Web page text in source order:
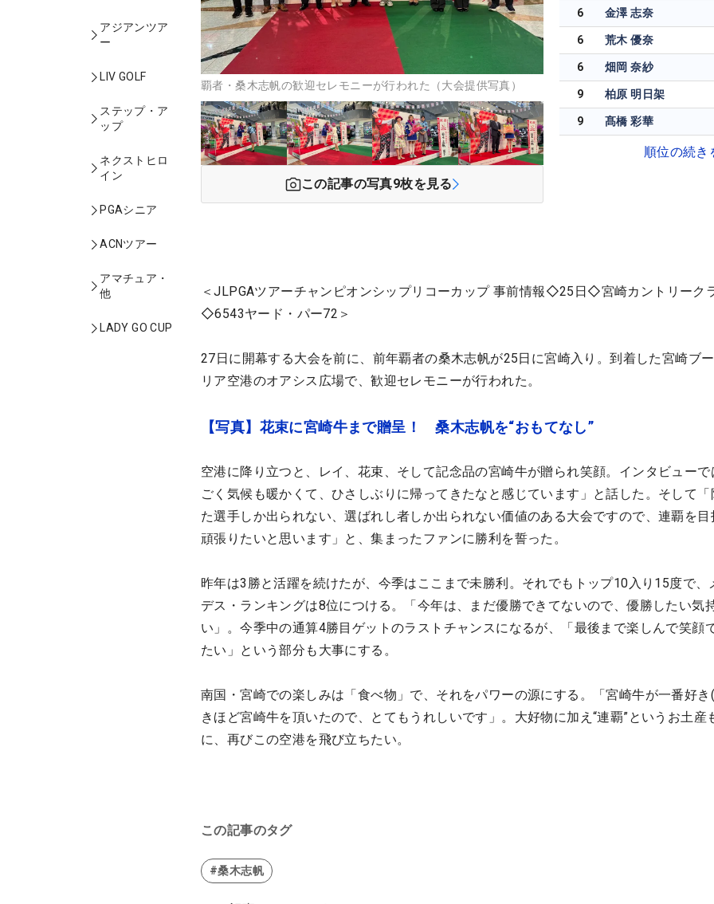
アジアンツア
ー
LIV GOLF
ステップ・ア
ップ
ネクストヒロ
イン
PGAシニア
ACNツアー
アマチュア・
他
LADY GO CUP
覇者・桑木志帆の歓迎セレモニーが行われた（大会提供写真）
この記事の写真9枚を見る
6 金澤 志奈
6 荒木 優奈
6 畑岡 奈紗
9 柏原 明日架
9 髙橋 彩華
順位の続き
＜JLPGAツアーチャンピオンシップリコーカップ 事前情報◇25日◇宮崎カントリーク
◇6543ヤード・パー72＞
27日に開幕する大会を前に、前年覇者の桑木志帆が25日に宮崎入り。到着した宮崎ブ
リア空港のオアシス広場で、歓迎セレモニーが行われた。
【写真】花束に宮崎牛まで贈呈！ 桑木志帆を“おもてなし”
空港に降り立つと、レイ、花束、そして記念品の宮崎牛が贈られ笑顔。インタビューで
ごく気候も暖かくて、ひさしぶりに帰ってきたなと感じています」と話した。そして「
た選手しか出られない、選ばれし者しか出られない価値のある大会ですので、連覇を目
頑張りたいと思います」と、集まったファンに勝利を誓った。
昨年は3勝と活躍を続けたが、今季はここまで未勝利。それでもトップ10入り15度で、
デス・ランキングは8位につける。「今年は、まだ優勝できてないので、優勝したい気
い」。今季中の通算4勝目ゲットのラストチャンスになるが、「最後まで楽しんで笑顔
たい」という部分も大事にする。
南国・宮崎での楽しみは「食べ物」で、それをパワーの源にする。「宮崎牛が一番好き
きほど宮崎牛を頂いたので、とてもうれしいです」。大好物に加え“連覇”というお土産
に、再びこの空港を飛び立ちたい。
この記事のタグ
#桑木志帆